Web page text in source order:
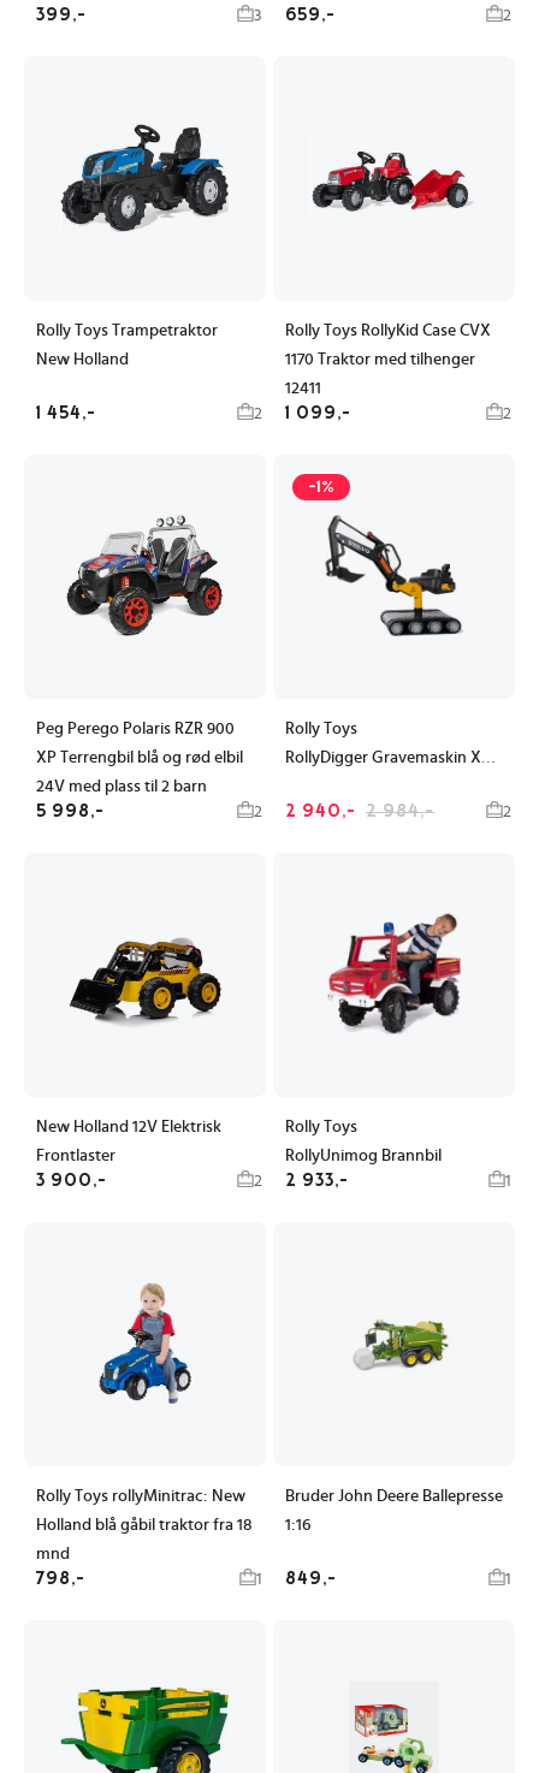
399,- 3 659,- 2
Rolly Toys Trampetraktor
New Holland
1 454,- 2
Rolly Toys RollyKid Case CVX
1170 Traktor med tilhenger
12411
1 099,- 2
Peg Perego Polaris RZR 900
XP Terrengbil blå og rød elbil
24V med plass til 2 barn
5 998,- 2
-1%
Rolly Toys
2 940,- 2 984,- 2
New Holland 12V Elektrisk
Frontlaster
3 900,- 2
Rolly Toys
RollyUnimog Brannbil
2 933,- 1
Rolly Toys rollyMinitrac: New
Holland blå gåbil traktor fra 18
mnd
798,- 1
Bruder John Deere Ballepresse
1:16
849,- 1